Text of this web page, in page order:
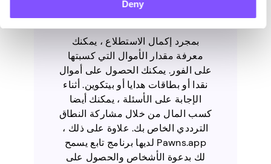
Deny
عليك تحويلها لاحقا إلى أموال.
بمجرد إكمال الاستطلاع ، يمكنك
معرفة مقدار الأموال التي كسبتها
على الفور. يمكنك الحصول على أموال
نقدا أو بطاقات هدايا أو بيتكوين. أثناء
الإجابة على الأسئلة ، يمكنك أيضا
كسب المال من خلال مشاركة النطاق
الترددي الخاص بك. علاوة على ذلك ،
Pawns.app لديها برنامج تابع يسمح
لك بدعوة الأشخاص والحصول على